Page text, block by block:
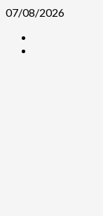
Skip
content
07/08/2026